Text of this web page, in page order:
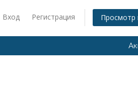
Вход Регистрация Просмотр